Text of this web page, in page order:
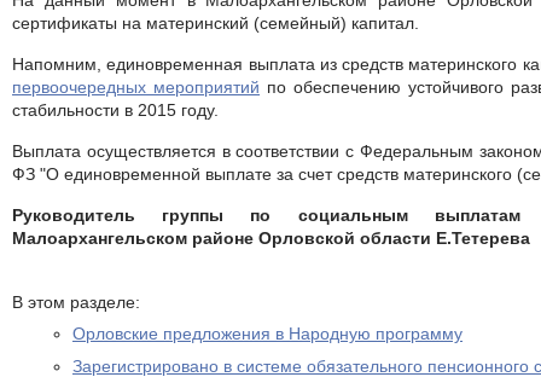
сертификаты на материнский (семейный) капитал.
Напомним, единовременная выплата из средств материнского
первоочередных мероприятий по обеспечению устойчивого
стабильности в 2015 году.
Выплата осуществляется в соответствии с Федеральным
ФЗ "О единовременной выплате за счет средств материнского
Руководитель группы по социальным
Малоархангельском районе Орловской области Е.Тетерева
В этом разделе:
Орловские предложения в Народную программу
Зарегистрировано в системе обязательного